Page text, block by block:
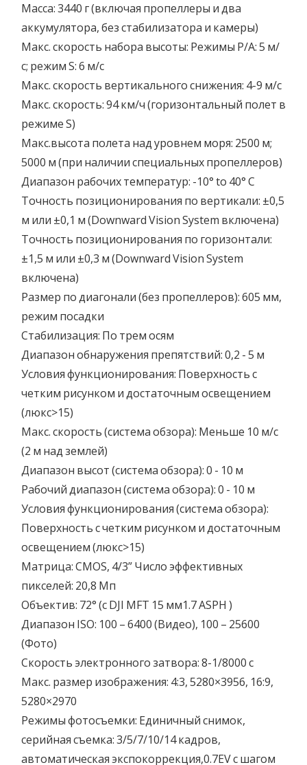
Масса: 3440 г (включая пропеллеры и два
аккумулятора, без стабилизатора и камеры)
Макс. скорость набора высоты: Режимы P/A: 5 м/
с; режим S: 6 м/с
Макс. скорость вертикального снижения: 4-9 м/с
Макс. скорость: 94 км/ч (горизонтальный полет в
режиме S)
Макс.высота полета над уровнем моря: 2500 м;
5000 м (при наличии специальных пропеллеров)
Диапазон рабочих температур: -10° to 40° C
Точность позиционирования по вертикали: ±0,5
м или ±0,1 м (Downward Vision System включена)
Точность позиционирования по горизонтали:
±1,5 м или ±0,3 м (Downward Vision System
включена)
Размер по диагонали (без пропеллеров): 605 мм,
режим посадки
Стабилизация: По трем осям
Диапазон обнаружения препятствий: 0,2 - 5 м
Условия функционирования: Поверхность с
четким рисунком и достаточным освещением
(люкс>15)
Макс. скорость (система обзора): Меньше 10 м/с
(2 м над землей)
Диапазон высот (система обзора): 0 - 10 м
Рабочий диапазон (система обзора): 0 - 10 м
Условия функционирования (система обзора):
Поверхность с четким рисунком и достаточным
освещением (люкс>15)
Матрица: CMOS, 4/3” Число эффективных
пикселей: 20,8 Мп
Объектив: 72° (с DJI MFT 15 мм1.7 ASPH )
Диапазон ISO: 100 – 6400 (Видео), 100 – 25600
(Фото)
Скорость электронного затвора: 8-1/8000 с
Макс. размер изображения: 4:3, 5280×3956, 16:9,
5280×2970
Режимы фотосъемки: Единичный снимок,
серийная съемка: 3/5/7/10/14 кадров,
автоматическая экспокоррекция,0.7EV с шагом